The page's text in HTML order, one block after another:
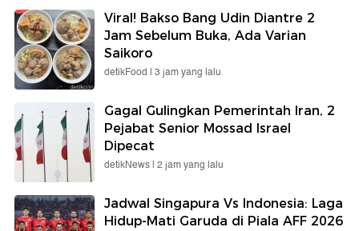
Viral! Bakso Bang Udin Diantre 2
Jam Sebelum Buka, Ada Varian
Saikoro
detikFood | 3 jam yang lalu
Gagal Gulingkan Pemerintah Iran, 2
Pejabat Senior Mossad Israel
Dipecat
detikNews | 2 jam yang lalu
Jadwal Singapura Vs Indonesia: Laga
Hidup-Mati Garuda di Piala AFF 2026